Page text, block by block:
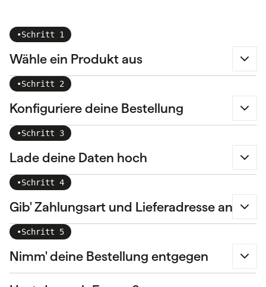
•Schritt 1
Wähle ein Produkt aus
•Schritt 2
Konfiguriere deine Bestellung
•Schritt 3
Lade deine Daten hoch
•Schritt 4
Gib' Zahlungsart und Lieferadresse an
•Schritt 5
Nimm' deine Bestellung entgegen